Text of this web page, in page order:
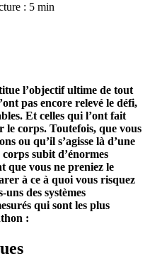
: 5 min
l’objectif ultime de tout
pas encore relevé le défi,
Et celles qui l’ont fait
le corps. Toutefois, que vous
ou qu’il s’agisse là d’une
subit d’énormes
que vous ne preniez le
à ce à quoi vous risquez
des systèmes
qui sont les plus
: